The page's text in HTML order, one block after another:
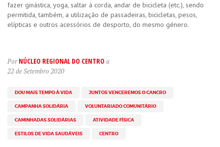
fazer ginástica, yoga, saltar à corda, andar de bicicleta (etc.), sendo
permitida, também, a utilização de passadeiras, bicicletas, pesos,
elípticas e outros acessórios de desporto, do mesmo género.
PorNÚCLEO REGIONAL DO CENTRO a
22 de Setembro 2020
DOU MAIS TEMPO À VIDA JUNTOS VENCEREMOS O CANCRO
CAMPANHA SOLIDÁRIA VOLUNTARIADO COMUNITÁRIO
CAMINHADAS SOLIDÁRIAS ATIVIDADE FÍSICA
ESTILOS DE VIDA SAUDÁVEIS CENTRO